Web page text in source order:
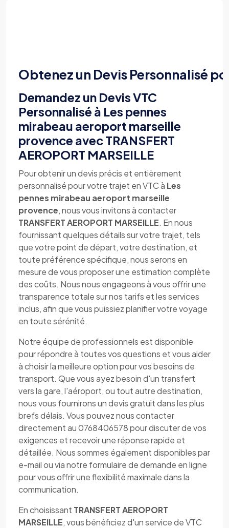
Obtenez un Devis Personnalisé
Demandez un Devis VTC
Personnalisé à Les pennes
mirabeau aeroport marseille
provence avec TRANSFERT
AEROPORT MARSEILLE
Pour obtenir un devis précis et entièrement
personnalisé pour votre trajet en VTC à Les
pennes mirabeau aeroport marseille
provence, nous vous invitons à contacter
TRANSFERT AEROPORT MARSEILLE. En nous
fournissant quelques détails sur votre trajet, tels
que votre point de départ, votre destination, et
toute préférence spécifique, nous serons en
mesure de vous proposer une estimation complète
des coûts. Nous nous engageons à vous offrir une
transparence totale sur nos tarifs et les services
inclus, afin que vous puissiez planifier votre voyage
en toute sérénité.
Notre équipe de professionnels est disponible
pour répondre à toutes vos questions et vous aider
à choisir la meilleure option pour vos besoins de
transport. Que vous ayez besoin d'un transfert
vers la gare, l'aéroport, ou tout autre destination,
nous vous fournirons un devis gratuit dans les plus
brefs délais. Vous pouvez nous contacter
directement au 0768406578 pour discuter de vos
exigences et recevoir une réponse rapide et
détaillée. Nous sommes également disponibles par
e-mail ou via notre formulaire de demande en ligne
pour vous offrir une flexibilité maximale dans la
communication.
En choisissant TRANSFERT AEROPORT
MARSEILLE, vous bénéficiez d'un service de VTC